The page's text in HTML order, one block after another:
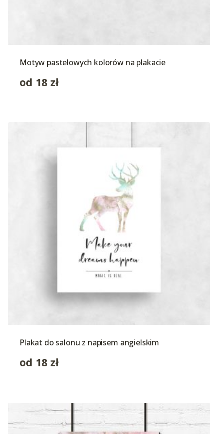
Motyw pastelowych kolorów na plakacie
od 18 zł
Plakat do salonu z napisem angielskim
od 18 zł